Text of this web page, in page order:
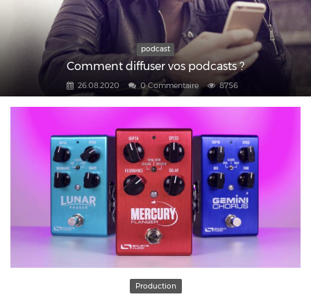
podcast
Comment diffuser vos podcasts ?
26.08.2020 0 Commentaire 8756
Production